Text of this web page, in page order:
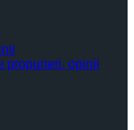
propuneri, opinii